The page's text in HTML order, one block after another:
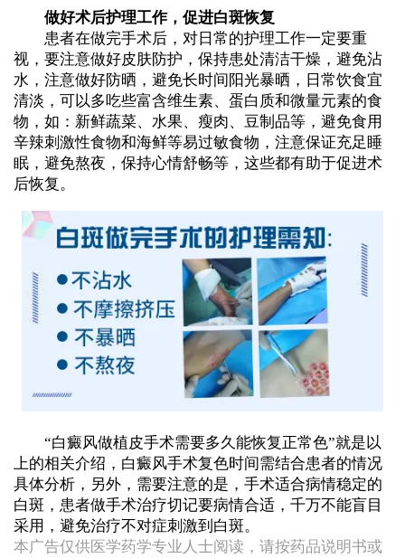
做好术后护理工作，促进白斑恢复
患者在做完手术后，对日常的护理工作一定要重
视，要注意做好皮肤防护，保持患处清洁干燥，避免沾
水，注意做好防晒，避免长时间阳光暴晒，日常饮食宜
清淡，可以多吃些富含维生素、蛋白质和微量元素的食
物，如：新鲜蔬菜、水果、瘦肉、豆制品等，避免食用
辛辣刺激性食物和海鲜等易过敏食物，注意保证充足睡
眠，避免熬夜，保持心情舒畅等，这些都有助于促进术
后恢复。
“白癜风做植皮手术需要多久能恢复正常色”就是以
上的相关介绍，白癜风手术复色时间需结合患者的情况
具体分析，另外，需要注意的是，手术适合病情稳定的
白斑，患者做手术治疗切记要病情合适，千万不能盲目
采用，避免治疗不对症刺激到白斑。
本广告仅供医学药学专业人士阅读，请按药品说明书或